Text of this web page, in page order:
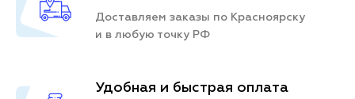
Доставляем заказы по Красноярску
и в любую точку РФ
Удобная и быстрая оплата